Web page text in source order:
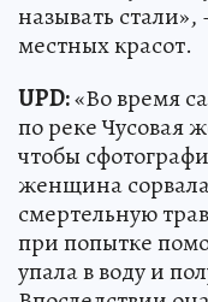
называть
местных красот.
UPD:«Во время
по реке Чусовая
чтобы
женщина
смертельную
при попытке
упала в воду и